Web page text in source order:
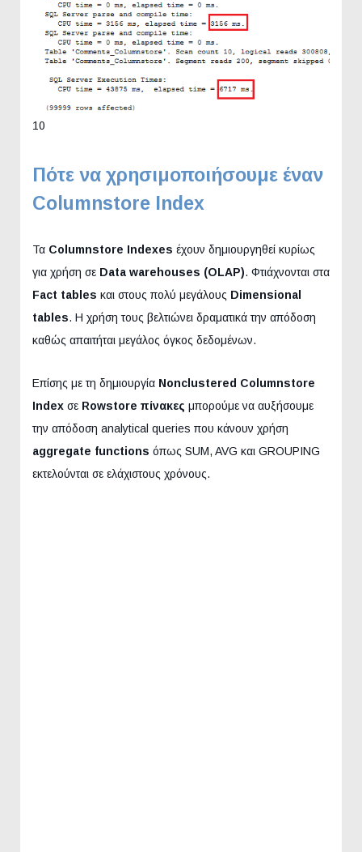
10
Πότε να χρησιμοποιήσουμε έναν
Columnstore Index
Τα Columnstore Indexes έχουν δημιουργηθεί κυρίως
για χρήση σε Data warehouses (OLAP). Φτιάχνονται στα
Fact tables και στους πολύ μεγάλους Dimensional
tables. Η χρήση τους βελτιώνει δραματικά την απόδοση
καθώς απαιτήται μεγάλος όγκος δεδομένων.
Επίσης με τη δημιουργία Nonclustered Columnstore
Index σε Rowstore πίνακες μπορούμε να αυξήσουμε
την απόδοση analytical queries που κάνουν χρήση
aggregate functions όπως SUM, AVG και GROUPING
εκτελούνται σε ελάχιστους χρόνους.